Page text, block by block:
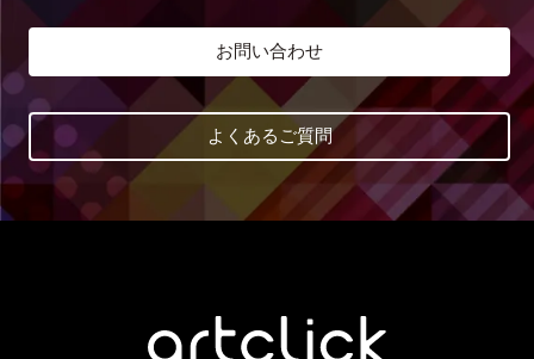
お問い合わせ
よくあるご質問